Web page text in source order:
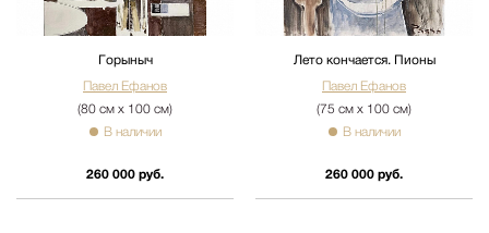
Горыныч
Павел Ефанов
(80 см х 100 см)
В наличии
260 000 руб.
Лето кончается. Пионы
Павел Ефанов
(75 см х 100 см)
В наличии
260 000 руб.